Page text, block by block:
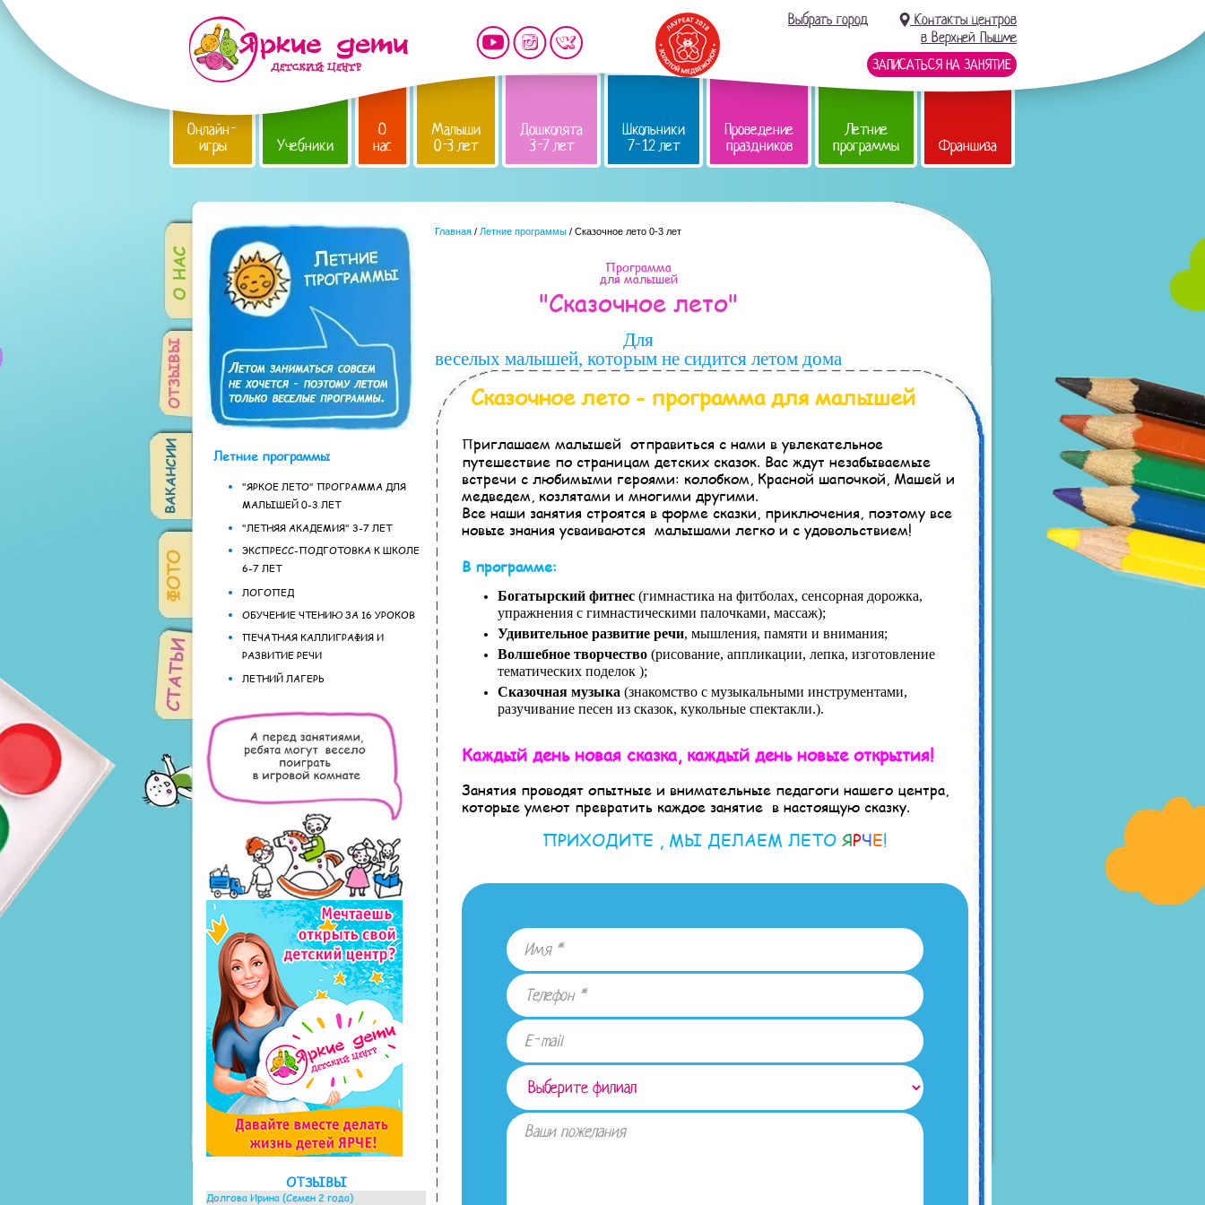
Выбрать город
Контакты центров
в Верхней Пышме
ЗАПИСАТЬСЯ НА ЗАНЯТИЕ
Онлайн-
игры Учебники
О
нас
Малыши
0-3 лет
Дошколята
3-7 лет
Школьники
7-12 лет
Проведение
праздников
Летние
программы Франшиза
Летние программы
"ЯРКОЕ ЛЕТО" ПРОГРАММА ДЛЯ
МАЛЫШЕЙ 0-3 ЛЕТ
"ЛЕТНЯЯ АКАДЕМИЯ" 3-7 ЛЕТ
ЭКСПРЕСС-ПОДГОТОВКА К ШКОЛЕ
6-7 ЛЕТ
ЛОГОПЕД
ОБУЧЕНИЕ ЧТЕНИЮ ЗА 16 УРОКОВ
ПЕЧАТНАЯ КАЛЛИГРАФИЯ И
РАЗВИТИЕ РЕЧИ
ЛЕТНИЙ ЛАГЕРЬ
ОТЗЫВЫ
Долгова Ирина (Семен 2 года)
Главная / Летние программы / Сказочное лето 0-3 лет
Программа
для малышей
"Сказочное лето"
Для
веселых малышей, которым не сидится летом дома
Сказочное лето - программа для малышей
Приглашаем малышей отправиться с нами в увлекательное
путешествие по страницам детских сказок. Вас ждут незабываемые
встречи с любимыми героями: колобком, Красной шапочкой, Машей и
медведем, козлятами и многими другими.
Все наши занятия строятся в форме сказки, приключения, поэтому все
новые знания усваиваются малышами легко и с удовольствием!
В программе:
Богатырский фитнес (гимнастика на фитболах, сенсорная дорожка,
упражнения с гимнастическими палочками, массаж);
Удивительное развитие речи, мышления, памяти и внимания;
Волшебное творчество (рисование, аппликации, лепка, изготовление
тематических поделок );
Сказочная музыка (знакомство с музыкальными инструментами,
разучивание песен из сказок, кукольные спектакли.).
Каждый день новая сказка, каждый день новые открытия!
Занятия проводят опытные и внимательные педагоги нашего центра,
которые умеют превратить каждое занятие в настоящую сказку.
ПРИХОДИТЕ , МЫ ДЕЛАЕМ ЛЕТО ЯРЧЕ!